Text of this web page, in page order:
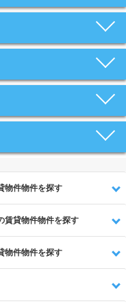
物件物件を探す
賃貸物件物件を探す
物件物件を探す